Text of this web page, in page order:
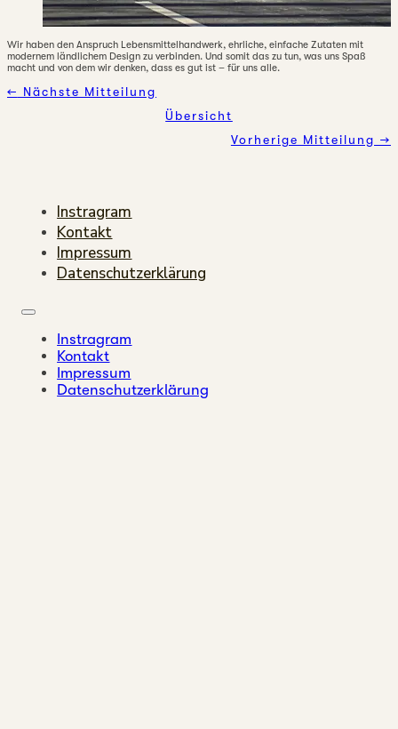
Wir haben den Anspruch Lebensmittelhandwerk, ehrliche, einfache Zutaten mit
modernem ländlichem Design zu verbinden. Und somit das zu tun, was uns Spaß
macht und von dem wir denken, dass es gut ist – für uns alle.
← Nächste Mitteilung
Übersicht
Vorherige Mitteilung →
Instragram
Kontakt
Impressum
Datenschutzerklärung
Instragram
Kontakt
Impressum
Datenschutzerklärung